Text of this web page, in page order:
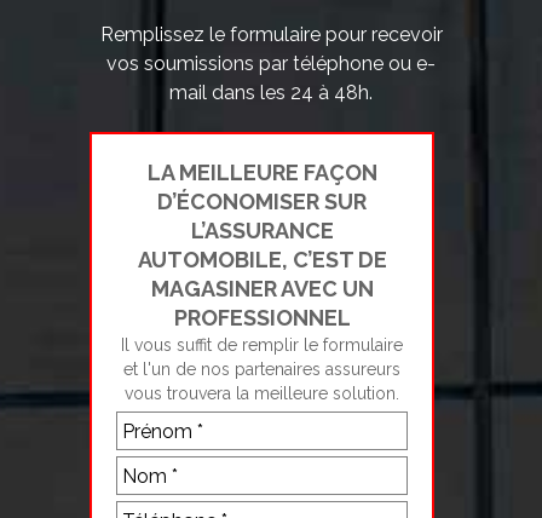
Remplissez le formulaire pour recevoir
vos soumissions par téléphone ou e-
mail dans les 24 à 48h.
LA MEILLEURE FAÇON
D’ÉCONOMISER SUR
L’ASSURANCE
AUTOMOBILE, C’EST DE
MAGASINER AVEC UN
PROFESSIONNEL
Il vous suffit de remplir le formulaire
et l'un de nos partenaires assureurs
vous trouvera la meilleure solution.